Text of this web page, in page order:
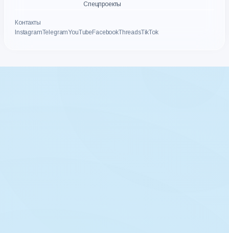
Спецпроекты
Контакты
InstagramTelegramYouTubeFacebookThreadsTikTok